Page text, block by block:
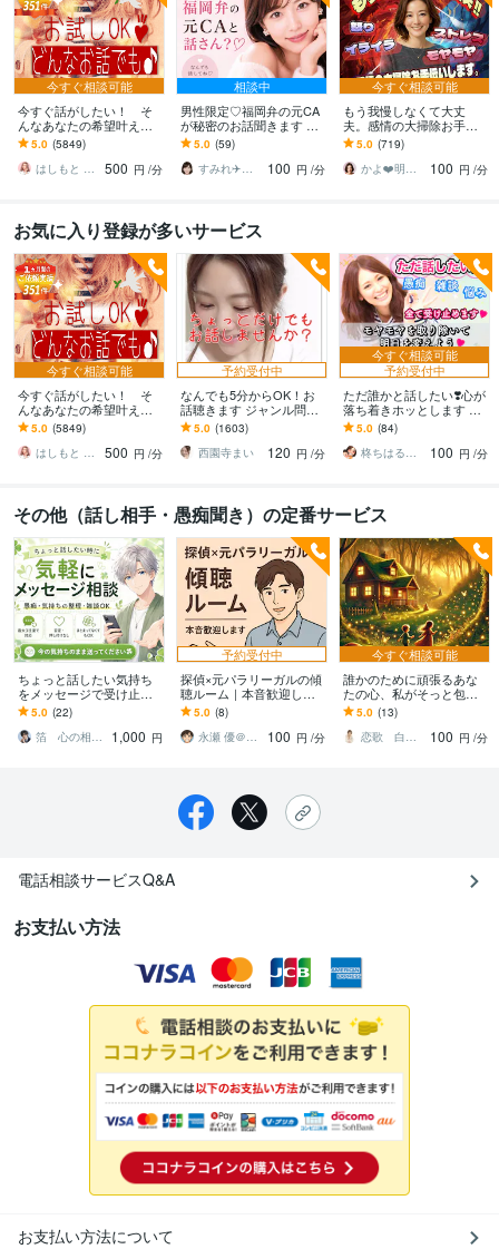
今すぐ相談可能
今すぐ話がしたい！ そ
んなあなたの希望叶えま
す 今日あったことから深
刻な悩みまで☆何でも打
ち明けてください。
5.0 (5849)
はしもと ゆっこ♡救急こころの相談室
500 円 /分
相談中
男性限定♡福岡弁の元CA
が秘密のお話聞きます 雑
談・趣味・恋愛・性の悩
みなど…な〜んでも聞く
けんね！
5.0 (59)
すみれ✈️福岡弁の元CA
100 円 /分
今すぐ相談可能
もう我慢しなくて大丈
夫。感情の大掃除お手伝
いします 怒り/イライラ/モ
ヤモヤ/ストレス/焦り/感情
爆発/本音
5.0 (719)
かよ❤️明日が少し楽しみになる場所
100 円 /分
お気に入り登録が多いサービス
今すぐ相談可能
今すぐ話がしたい！ そ
んなあなたの希望叶えま
す 今日あったことから深
刻な悩みまで☆何でも打
ち明けてください。
5.0 (5849)
はしもと ゆっこ♡救急こころの相談室
500 円 /分
予約受付中
なんでも5分からOK！お
話聴きます ジャンル問わ
ずただちょっとだけ誰か
と話したい人待ってます♪
5.0 (1603)
西園寺まい
120 円 /分
今すぐ相談可能
予約受付中
ただ誰かと話したい❣️心が
落ち着きホッとします い
ますぐ話す/雑談/愚痴/何で
も/結婚/恋愛/悩み/繊細
5.0 (84)
柊ちはる❤️主婦のお悩み相談Room❤️
100 円 /分
その他（話し相手・愚痴聞き）の定番サービス
ちょっと話したい気持ち
をメッセージで受け止め
ます 愚痴・雑談・まとま
らない気持ちも大丈夫
5.0 (22)
箔 心の相談室
1,000 円
予約受付中
探偵×元パラリーガルの傾
聴ルーム｜本音歓迎しま
す 話すだけでOK。必要な
ら次の一手も
5.0 (8)
永瀬 優＠探偵×ライター
100 円 /分
今すぐ相談可能
誰かのために頑張るあな
たの心、私がそっと包み
ます ふだんは支える側の
あなたの気持ち、私がし
っかり受け止めます
5.0 (13)
恋歌 白魔法
100 円 /分
電話相談サービスQ&A
お支払い方法
お支払い方法について